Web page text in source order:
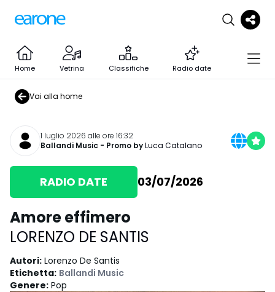
Home Vetrina Classifiche Radio date
Vai alla home
1 luglio 2026 alle ore 16:32
Ballandi Music - Promo byLuca Catalano
RADIO DATE 03/07/2026
Amore effimero
LORENZO DE SANTIS
Autori: Lorenzo De Santis
Etichetta: Ballandi Music
Genere: Pop